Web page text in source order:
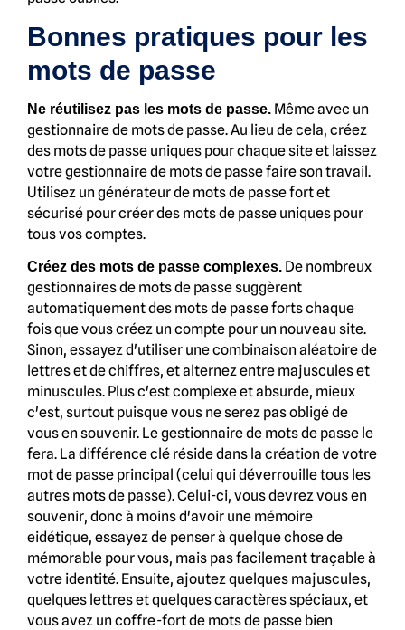
Bonnes pratiques pour les
mots de passe
Ne réutilisez pas les mots de passe. Même avec un
gestionnaire de mots de passe. Au lieu de cela, créez
des mots de passe uniques pour chaque site et laissez
votre gestionnaire de mots de passe faire son travail.
Utilisez un générateur de mots de passe fort et
sécurisé pour créer des mots de passe uniques pour
tous vos comptes.
Créez des mots de passe complexes. De nombreux
gestionnaires de mots de passe suggèrent
automatiquement des mots de passe forts chaque
fois que vous créez un compte pour un nouveau site.
Sinon, essayez d'utiliser une combinaison aléatoire de
lettres et de chiffres, et alternez entre majuscules et
minuscules. Plus c'est complexe et absurde, mieux
c'est, surtout puisque vous ne serez pas obligé de
vous en souvenir. Le gestionnaire de mots de passe le
fera. La différence clé réside dans la création de votre
mot de passe principal (celui qui déverrouille tous les
autres mots de passe). Celui-ci, vous devrez vous en
souvenir, donc à moins d'avoir une mémoire
eidétique, essayez de penser à quelque chose de
mémorable pour vous, mais pas facilement traçable à
votre identité. Ensuite, ajoutez quelques majuscules,
quelques lettres et quelques caractères spéciaux, et
vous avez un coffre-fort de mots de passe bien